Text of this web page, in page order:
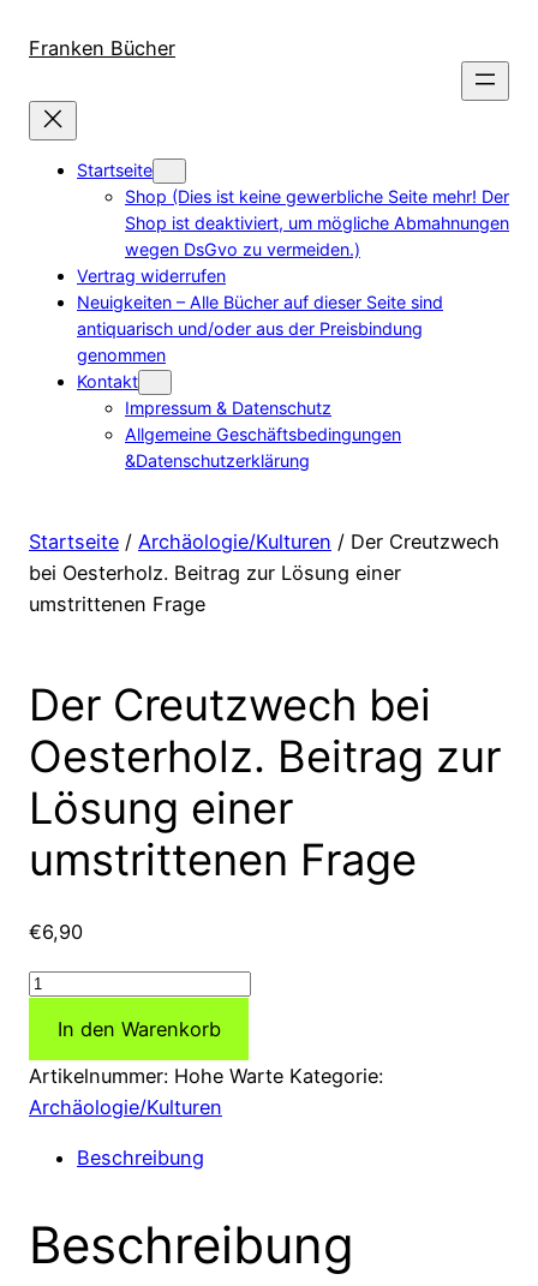
zum
wechseln
Franken Bücher
Startseite
Shop (Dies ist keine gewerbliche Seite mehr! Der
Shop ist deaktiviert, um mögliche Abmahnungen
wegen DsGvo zu vermeiden.)
Vertrag widerrufen
Neuigkeiten – Alle Bücher auf dieser Seite sind
antiquarisch und/oder aus der Preisbindung
genommen
Kontakt
Impressum & Datenschutz
Allgemeine Geschäftsbedingungen
&Datenschutzerklärung
Startseite / Archäologie/Kulturen / Der Creutzwech
bei Oesterholz. Beitrag zur Lösung einer
umstrittenen Frage
Der Creutzwech bei
Oesterholz. Beitrag zur
Lösung einer
umstrittenen Frage
€6,90
Der
Oesterholz.
Beitrag
Lösung
umstrittenen
Frage
In den Warenkorb
Artikelnummer: Hohe Warte Kategorie:
Archäologie/Kulturen
Beschreibung
Beschreibung